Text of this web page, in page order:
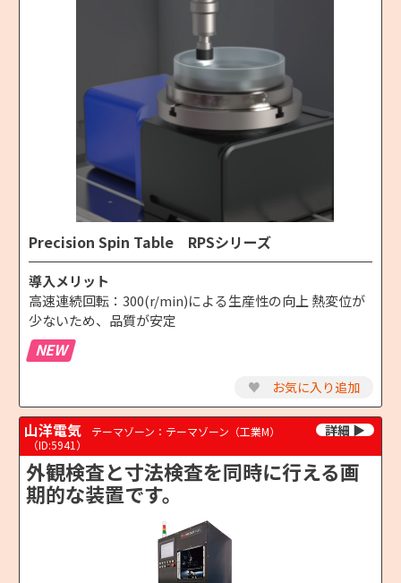
Precision Spin Table RPSシリーズ
導入メリット
高速連続回転：300(r/min)による生産性の向上 熱変位が
少ないため、品質が安定
NEW
♥ お気に入り追加
山洋電気
テーマゾーン：テーマゾーン（工業M）
（ID:5941）
外観検査と寸法検査を同時に行える画
期的な装置です。